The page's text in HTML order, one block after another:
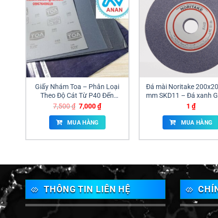
Giấy Nhám Toa – Phân Loại
Theo Độ Cát Từ P40 Đến
P8000
7,500₫ Giá
là:
7,500 ₫.
7,000₫Giá
hiện
tại
là:
MUA HÀNG
Đá mài Noritake
mm SKD11 – Đá xanh
Đá cam A46
1 ₫
MUA HÀNG
THÔNG TIN LIÊN HỆ